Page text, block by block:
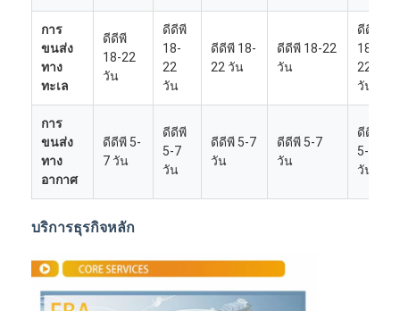
การ
ขนส่ง
ทาง
ทะเล
ดีดีพี
18-22
วัน
ดีดีพี
18-
22
วัน
ดีดีพี 18-
22 วัน
ดีดีพี 18-22
วัน
ดีดีพี
18-
22
วัน
การ
ขนส่ง
ทาง
อากาศ
ดีดีพี 5-
7 วัน
ดีดีพี
5-7
วัน
ดีดีพี 5-7
วัน
ดีดีพี 5-7
วัน
ดีดีพี
5-7
วัน
บริการธุรกิจหลัก